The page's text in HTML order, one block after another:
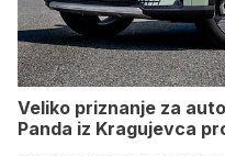
Veliko priznanje za
Panda iz Kragujevca